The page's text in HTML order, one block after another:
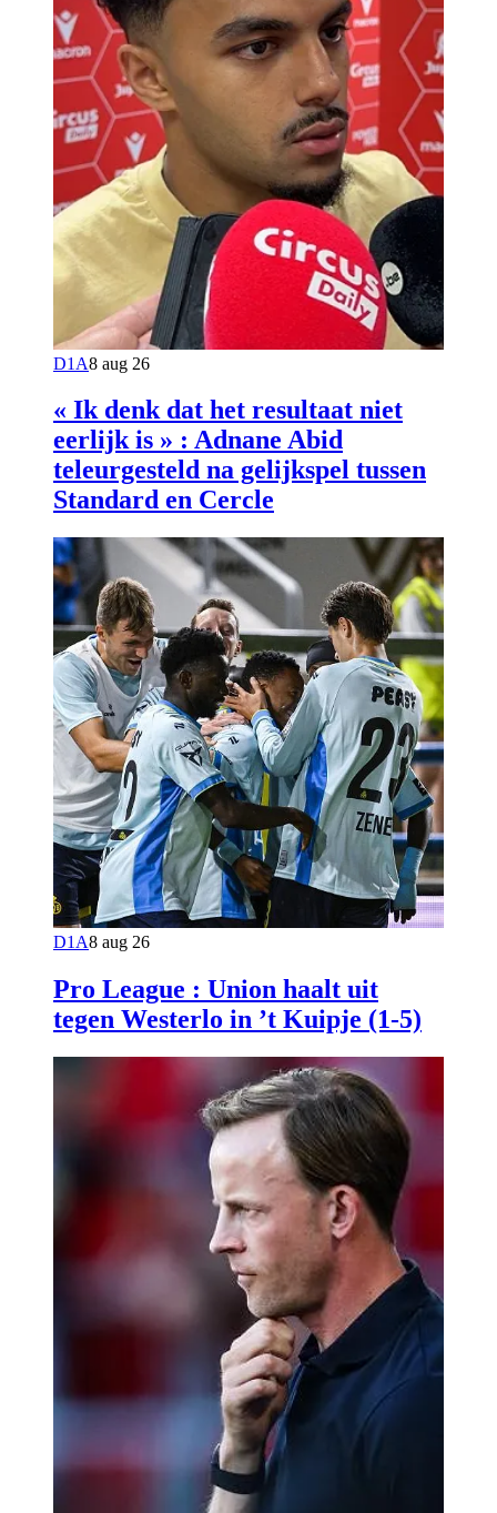
D1A8 aug 26
« Ik denk dat het resultaat niet
eerlijk is » : Adnane Abid
teleurgesteld na gelijkspel tussen
Standard en Cercle
D1A8 aug 26
Pro League : Union haalt uit
tegen Westerlo in ’t Kuipje (1-5)